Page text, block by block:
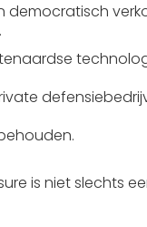
is niet slechts